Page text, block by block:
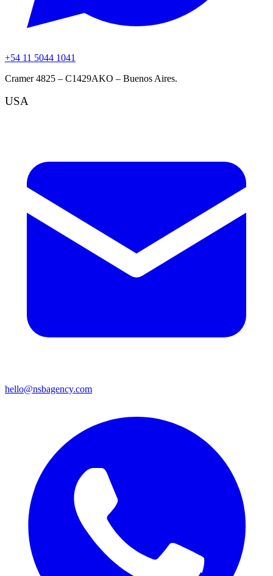
+54 11 5044 1041
Cramer 4825 – C1429AKO – Buenos Aires.
USA
hello@nsbagency.com